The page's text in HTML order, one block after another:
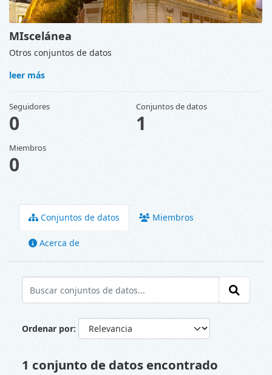
Conjuntos de datos Miembros
Acerca de
Ordenar por
1 conjunto de datos encontrado
MIscelánea
Otros conjuntos de datos
leer más
Seguidores
0
Conjuntos de datos
1
Miembros
0